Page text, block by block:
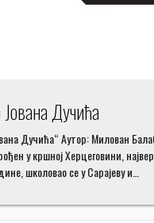
Дучића
Дучића“ Аутор: Милован
у кршној Херцеговини,
школовао се у Сарајеву и…